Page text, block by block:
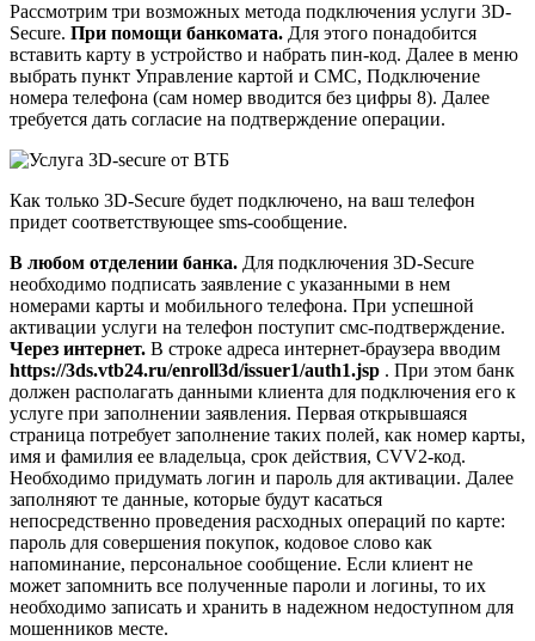
Рассмотрим три возможных метода подключения услуги 3D-
Secure. При помощи банкомата. Для этого понадобится
вставить карту в устройство и набрать пин-код. Далее в меню
выбрать пункт Управление картой и СМС, Подключение
номера телефона (сам номер вводится без цифры 8). Далее
требуется дать согласие на подтверждение операции.
Как только 3D-Secure будет подключено, на ваш телефон
придет соответствующее sms-сообщение.
В любом отделении банка. Для подключения 3D-Secure
необходимо подписать заявление с указанными в нем
номерами карты и мобильного телефона. При успешной
активации услуги на телефон поступит смс-подтверждение.
Через интернет. В строке адреса интернет-браузера вводим
https://3ds.vtb24.ru/enroll3d/issuer1/auth1.jsp . При этом банк
должен располагать данными клиента для подключения его к
услуге при заполнении заявления. Первая открывшаяся
страница потребует заполнение таких полей, как номер карты,
имя и фамилия ее владельца, срок действия, CVV2-код.
Необходимо придумать логин и пароль для активации. Далее
заполняют те данные, которые будут касаться
непосредственно проведения расходных операций по карте:
пароль для совершения покупок, кодовое слово как
напоминание, персональное сообщение. Если клиент не
может запомнить все полученные пароли и логины, то их
необходимо записать и хранить в надежном недоступном для
мошенников месте.